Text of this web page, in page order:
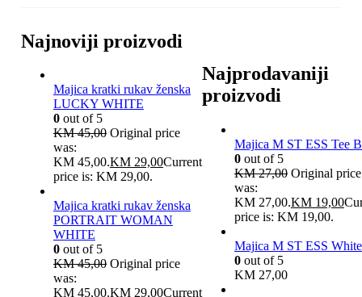
Najnoviji proizvodi
Majica kratki rukav ženska
LUCKY WHITE
0out of 5
KM45,00 Original price
was:
KM 45,00.KM29,00Current
price is: KM 29,00.
Majica kratki rukav ženska
PORTRAIT WOMAN
WHITE
0out of 5
KM45,00 Original price
was:
KM 45,00.KM29,00Current
Najprodavaniji
proizvodi
Majica M ST ESS Tee
0out of 5
KM27,00 Original price
was:
KM 27,00.KM19,00
price is: KM 19,00.
Majica M ST ESS White
0out of 5
KM27,00